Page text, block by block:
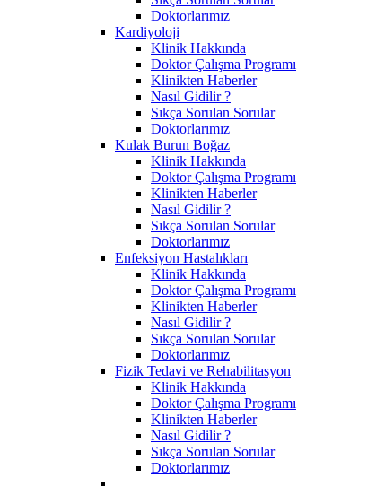
Doktorlarımız
Kardiyoloji
Klinik Hakkında
Doktor Çalışma Programı
Klinikten Haberler
Nasıl Gidilir ?
Sıkça Sorulan Sorular
Doktorlarımız
Kulak Burun Boğaz
Klinik Hakkında
Doktor Çalışma Programı
Klinikten Haberler
Nasıl Gidilir ?
Sıkça Sorulan Sorular
Doktorlarımız
Enfeksiyon Hastalıkları
Klinik Hakkında
Doktor Çalışma Programı
Klinikten Haberler
Nasıl Gidilir ?
Sıkça Sorulan Sorular
Doktorlarımız
Fizik Tedavi ve Rehabilitasyon
Klinik Hakkında
Doktor Çalışma Programı
Klinikten Haberler
Nasıl Gidilir ?
Sıkça Sorulan Sorular
Doktorlarımız